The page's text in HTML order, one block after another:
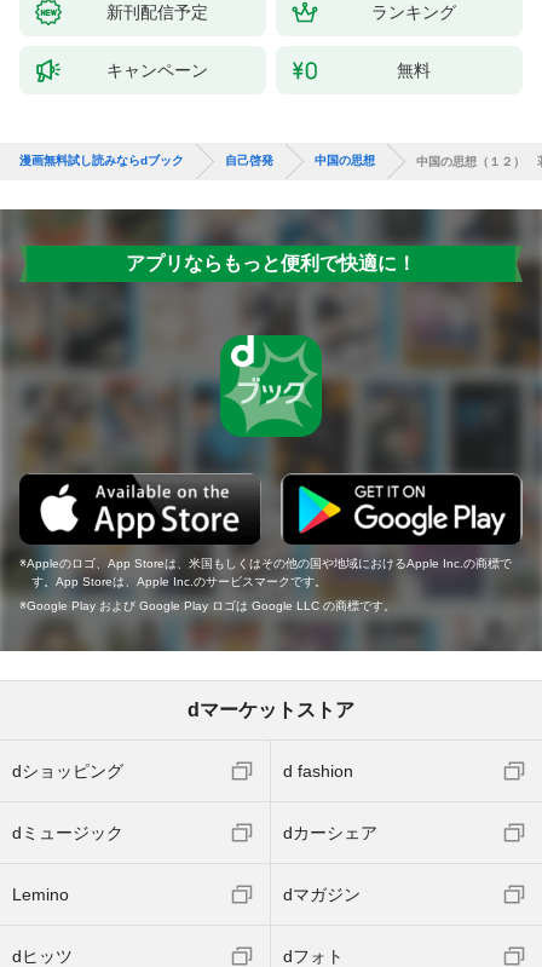
新刊配信予定 ランキング
キャンペーン 無料
漫画無料試し読みならdブック 自己啓発 中国の思想 中国の思想（１２）
アプリならもっと便利で快適に！
Appleのロゴ、App Storeは、米国もしくはその他の国や地域におけるApple Inc.の商標で
す。App Storeは、Apple Inc.のサービスマークです。
Google Play および Google Play ロゴは Google LLC の商標です。
dマーケットストア
dショッピング d fashion
dミュージック dカーシェア
Lemino dマガジン
dヒッツ dフォト